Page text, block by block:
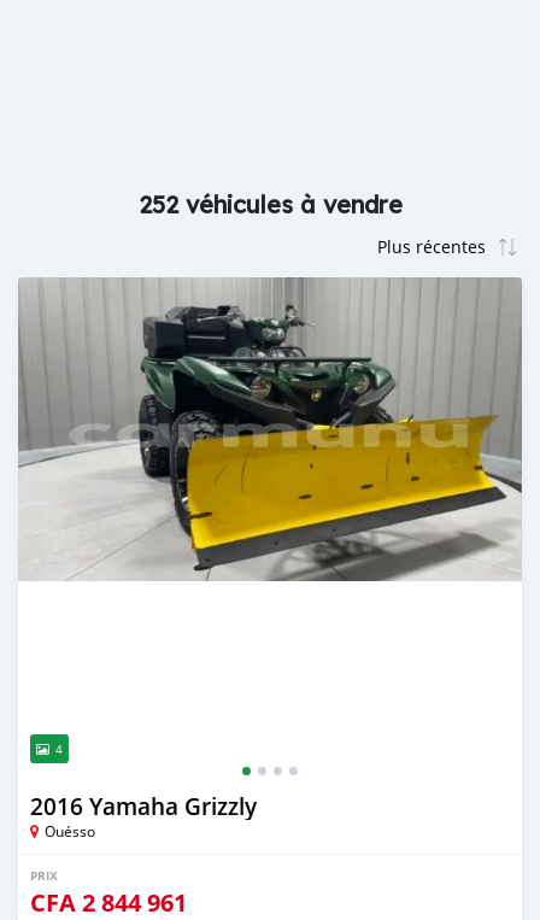
252 véhicules à vendre
4
2016 Yamaha Grizzly
Ouésso
PRIX
CFA2 844 961